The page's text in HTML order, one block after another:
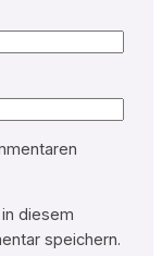
diesem
speichern.